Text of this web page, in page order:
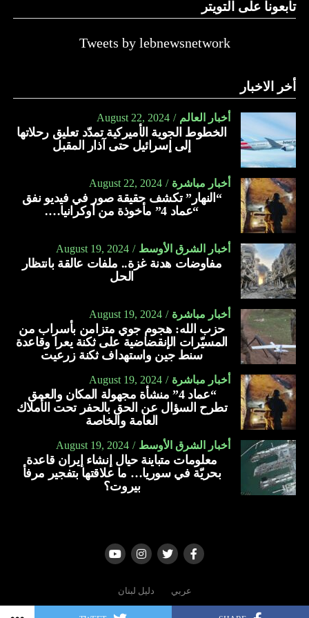
حيث يعدّ العسل بمثابة علاج لكل مرض. وفي الآتي فوائد عسل
يعالج النحافة بمساهمته في زيادة الوزن.
يحمي الجهاز الهضمي من الأمراض المختلفة.
يقلّل من آلام القولون العصبي.
يعالج الصداع.
يمدّ الجسم بالنشاط والطاقة والحيوية.
يسهّل عملية الولادة الطبيعية.
يعمل على تقوية العظام والأسنان.
يعالج الجروح.
يقلّل النزيف.
يحمي من فقر الدم خلال الحمل.
ينظّم مستوى ضغط الدم.
يعمل على تبطين المعدة.
يحمي من الإصابة بارتجاع المريء.
يعمل على تقوية جهاز المناعة.
يقلل من الإصابة بالالتهابات.
يخفف من أعراض البرد والإنفلونزا والسعال.
يساعد على ترطيب الحلق.
يعالج قرحة المعدة.
يخفّف من التهاب الجيوب الأنفية.
تابعونا على التويتر
Tweets by lebnewsnetwork
أخر الاخبار
أخبار العالم August 22, 2024
الخطوط الجوية الأميركية تمدّد تعليق رحلاتها
إلى إسرائيل حتى آذار المقبل
أخبار مباشرة August 22, 2024
“النهار” تكشف حقيقة صور في فيديو نفق
“عماد 4” مأخوذة من أوكرانيا….
أخبار الشرق الأوسط August 19, 2024
مفاوضات هدنة غزة.. ملفات عالقة بانتظار
الحل
أخبار مباشرة August 19, 2024
حزب الله: هجوم جوي متزامن بأسراب من
المسيّرات الإنقضاضية على ثكنة يعرا وقاعدة
سنط جين واستهداف ثكنة زرعيت
أخبار مباشرة August 19, 2024
“عماد 4” منشأة مجهولة المكان والعمق
تطرح السؤال عن الحق بالحفر تحت الأملاك
العامة والخاصة
أخبار الشرق الأوسط August 19, 2024
معلومات متباينة حيال إنشاء إيران قاعدة
بحريّة في سوريا… ما علاقتها بتفجير مرفأ
بيروت؟
عربي دليل لبنان